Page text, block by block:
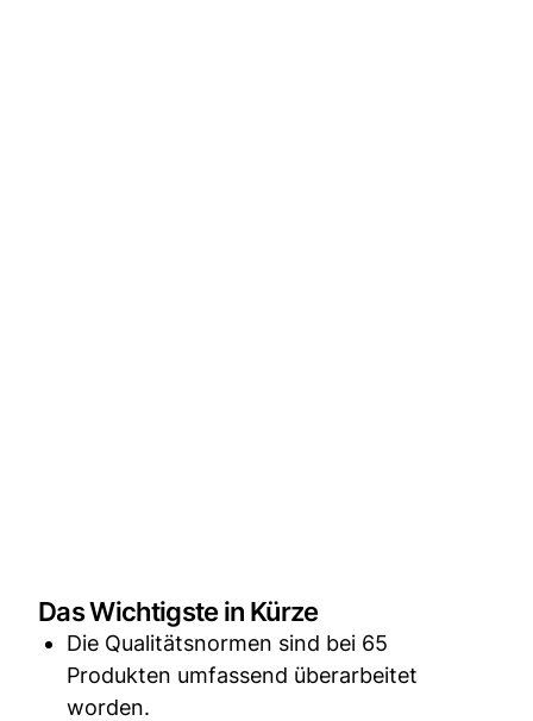
Das Wichtigste in Kürze
Die Qualitätsnormen sind bei 65
Produkten umfassend überarbeitet
worden.